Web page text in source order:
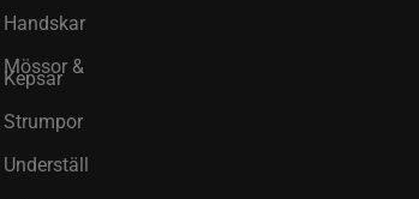
Handskar
Mössor &
Kepsar
Strumpor
Underställ